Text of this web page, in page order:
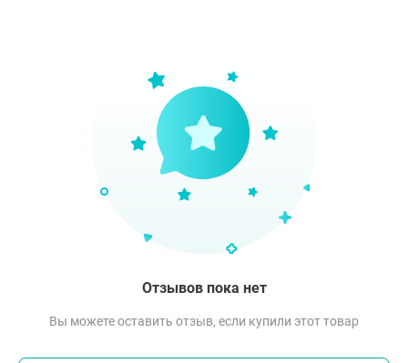
Отзывов пока нет
Вы можете оставить отзыв, если купили этот товар